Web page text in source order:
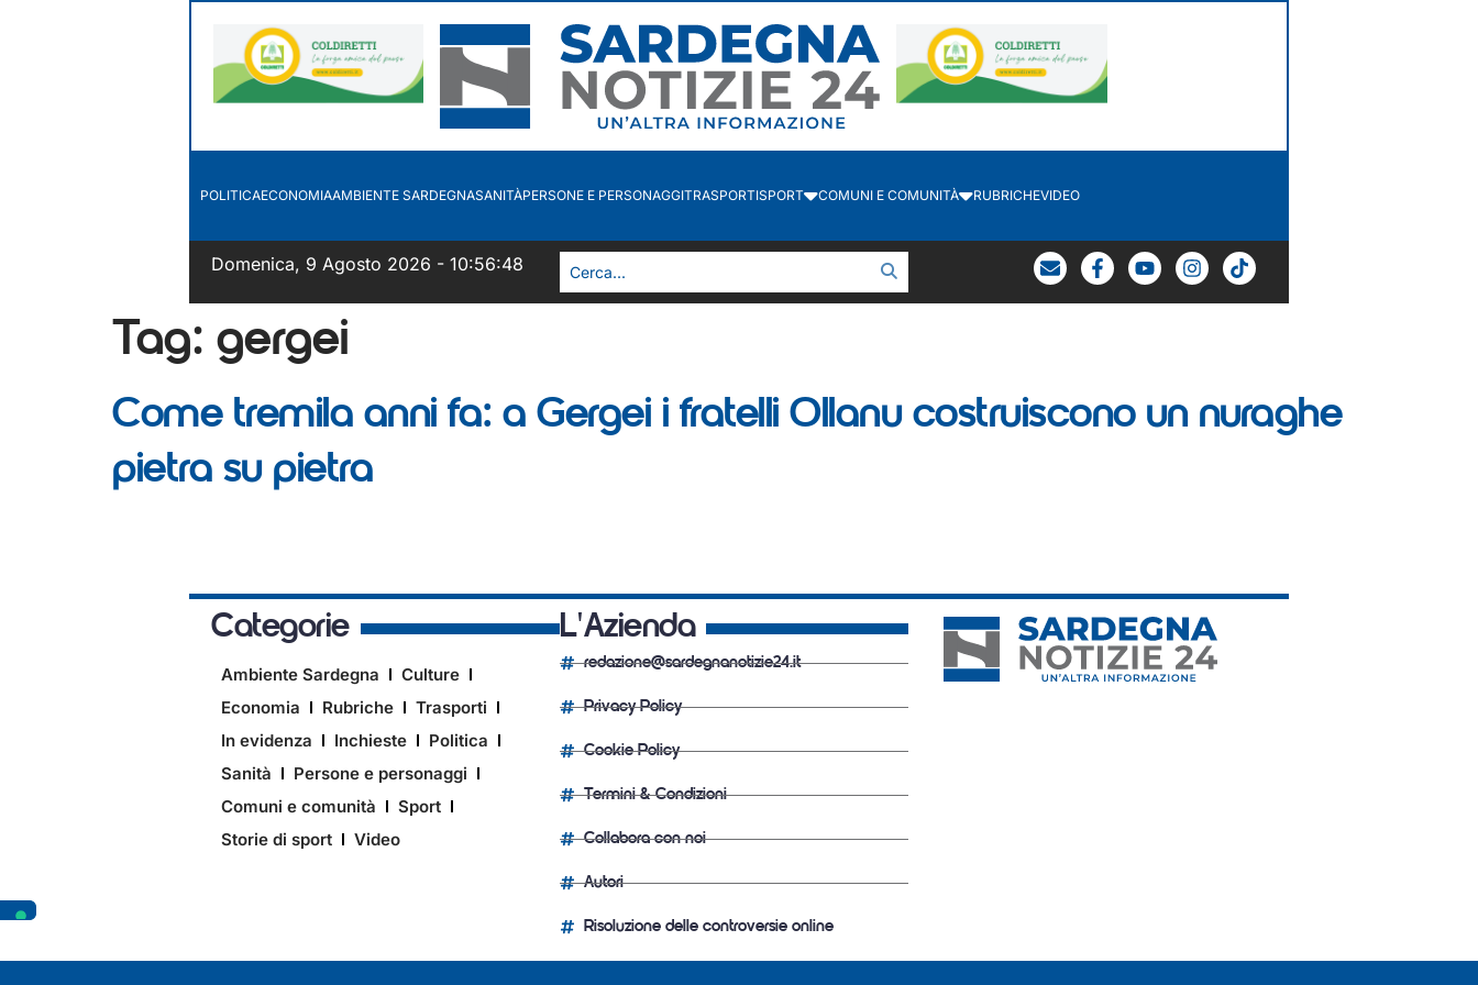
POLITICAECONOMIAAMBIENTE SARDEGNASANITÀPERSONE E PERSONAGGITRASPORTISPORT COMUNI E COMUNITÀ RUBRICHEVIDEO
Domenica, 9 Agosto 2026 - 10:56:48
Tag: gergei
Come tremila anni fa: a Gergei i fratelli Ollanu costruiscono un nuraghe
pietra su pietra
Categorie
Ambiente Sardegna
Culture
Economia
Rubriche
Trasporti
In evidenza
Inchieste
Politica
Sanità
Persone e personaggi
Comuni e comunità
Sport
Storie di sport
Video
L'Azienda
redazione@sardegnanotizie24.it
Privacy Policy
Cookie Policy
Termini & Condizioni
Collabora con noi
Autori
Risoluzione delle controversie online